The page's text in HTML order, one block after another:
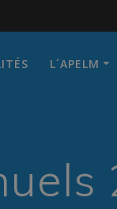
L´APELM